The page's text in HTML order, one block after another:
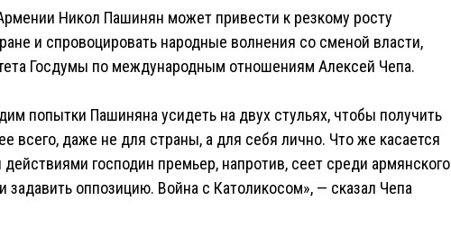
Никол Пашинян может привести к резкому росту
и спровоцировать народные волнения со сменой власти,
Госдумы по международным отношениям Алексей Чепа.
попытки Пашиняна усидеть на двух стульях, чтобы получить
всего, даже не для страны, а для себя лично. Что же касается
господин премьер, напротив, сеет среди армянского
задавить оппозицию. Война с Католикосом», — сказал Чепа